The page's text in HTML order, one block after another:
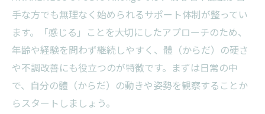
手な方でも無理なく始められるサポート体制が整ってい
ます。「感じる」ことを大切にしたアプローチのため、
年齢や経験を問わず継続しやすく、體（からだ）の硬さ
や不調改善にも役立つのが特徴です。まずは日常の中
で、自分の體（からだ）の動きや姿勢を観察することか
らスタートしましょう。